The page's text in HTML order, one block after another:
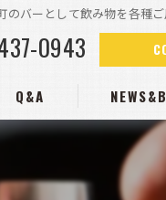
のバーとして飲み物を各種
0943
Q&A